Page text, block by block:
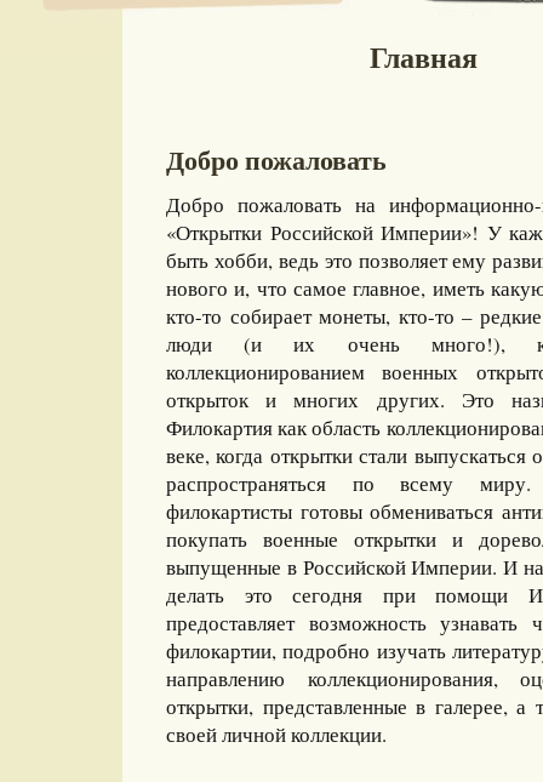
Главная
Добро пожаловать
Добро пожаловать на информационно-
«Открытки Российской Империи»! У
быть хобби, ведь это позволяет ему
нового и, что самое главное, иметь
кто-то собирает монеты, кто-то –
люди (и их очень много!),
коллекционированием военных
открыток и многих других. Это
Филокартия как область
веке, когда открытки стали
распространяться по всему
филокартисты готовы обмениваться
покупать военные открытки и
выпущенные в Российской Империи. И
делать это сегодня при помощи
предоставляет возможность
филокартии, подробно изучать
направлению коллекционирования,
открытки, представленные в галерее, а
своей личной коллекции.